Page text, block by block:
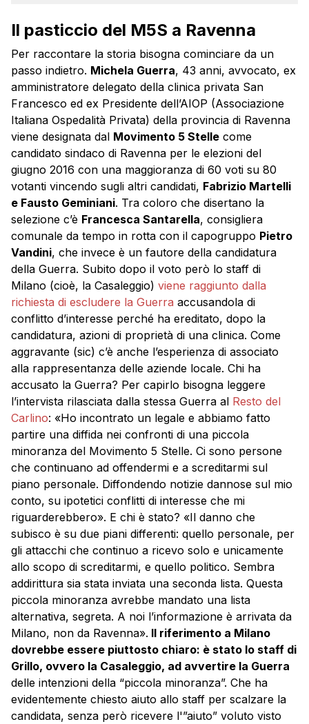
Il pasticcio del M5S a Ravenna
Per raccontare la storia bisogna cominciare da un
passo indietro. Michela Guerra, 43 anni, avvocato, ex
amministratore delegato della clinica privata San
Francesco ed ex Presidente dell’AIOP (Associazione
Italiana Ospedalità Privata) della provincia di Ravenna
viene designata dal Movimento 5 Stelle come
candidato sindaco di Ravenna per le elezioni del
giugno 2016 con una maggioranza di 60 voti su 80
votanti vincendo sugli altri candidati, Fabrizio Martelli
e Fausto Geminiani. Tra coloro che disertano la
selezione c’è Francesca Santarella, consigliera
comunale da tempo in rotta con il capogruppo Pietro
Vandini, che invece è un fautore della candidatura
della Guerra. Subito dopo il voto però lo staff di
Milano (cioè, la Casaleggio) viene raggiunto dalla
richiesta di escludere la Guerra accusandola di
conflitto d’interesse perché ha ereditato, dopo la
candidatura, azioni di proprietà di una clinica. Come
aggravante (sic) c’è anche l’esperienza di associato
alla rappresentanza delle aziende locale. Chi ha
accusato la Guerra? Per capirlo bisogna leggere
l’intervista rilasciata dalla stessa Guerra al Resto del
Carlino: «Ho incontrato un legale e abbiamo fatto
partire una diffida nei confronti di una piccola
minoranza del Movimento 5 Stelle. Ci sono persone
che continuano ad offendermi e a screditarmi sul
piano personale. Diffondendo notizie dannose sul mio
conto, su ipotetici conflitti di interesse che mi
riguarderebbero». E chi è stato? «Il danno che
subisco è su due piani differenti: quello personale, per
gli attacchi che continuo a ricevo solo e unicamente
allo scopo di screditarmi, e quello politico. Sembra
addirittura sia stata inviata una seconda lista. Questa
piccola minoranza avrebbe mandato una lista
alternativa, segreta. A noi l’informazione è arrivata da
Milano, non da Ravenna». Il riferimento a Milano
dovrebbe essere piuttosto chiaro: è stato lo staff di
Grillo, ovvero la Casaleggio, ad avvertire la Guerra
delle intenzioni della “piccola minoranza”. Che ha
evidentemente chiesto aiuto allo staff per scalzare la
candidata, senza però ricevere l'”aiuto” voluto visto